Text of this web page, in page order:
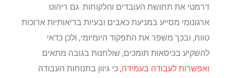
דרמטי את תחושת העובדים והלקוחות. גם ריהוט
ארגונומי מסייע במניעת כאבים ובעיות בריאותיות ארוכות
טווח, ובכך משפר את התפקוד היומיומי, ולכן כדאי
להשקיע בכיסאות תומכים, שולחנות בגובה מתאים
ואפשרות לעבודה בעמידה, כי גיוון בתנוחות העבודה